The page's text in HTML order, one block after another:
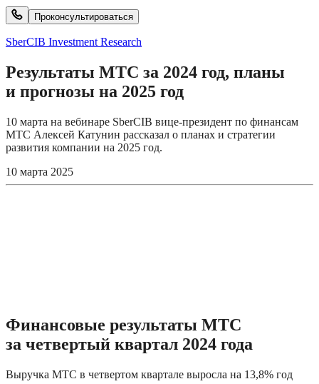
Проконсультироваться
SberCIB Investment Research
Результаты МТС за 2024 год, планы
и прогнозы на 2025 год
10 марта на вебинаре SberCIB вице-президент по финансам
МТС Алексей Катунин рассказал о планах и стратегии
развития компании на 2025 год.
10 марта 2025
Финансовые результаты МТС
за четвертый квартал 2024 года
Выручка МТС в четвертом квартале выросла на 13,8% год